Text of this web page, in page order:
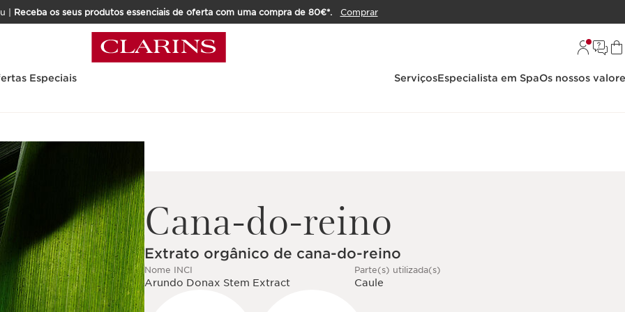
| Receba os seus produtos essenciais de oferta com uma compra de 80€*. Comprar
Especiais ServiçosEspecialista em SpaOs nossos
Cana-do-reino
Extrato orgânico de cana-do-reino
Nome INCI
Arundo Donax Stem Extract
Parte(s) utilizada(s)
Caule